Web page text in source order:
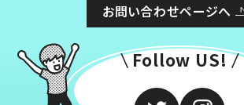
お問い合わせページへ
Follow US!